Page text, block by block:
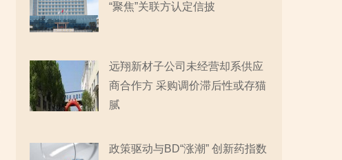
“聚焦”关联方认定信披
远翔新材子公司未经营却系供应
商合作方 采购调价滞后性或存猫
腻
政策驱动与BD“涨潮” 创新药指数